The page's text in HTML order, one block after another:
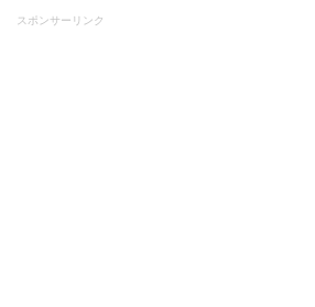
スポンサーリンク